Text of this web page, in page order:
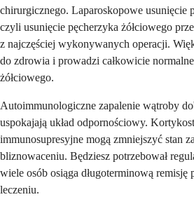
chirurgicznego. Laparoskopowe usunięcie
czyli usunięcie pęcherzyka żółciowego
z najczęściej wykonywanych operacji.
do zdrowia i prowadzi całkowicie
żółciowego.
Autoimmunologiczne zapalenie wątroby
uspokajają układ odpornościowy.
immunosupresyjne mogą zmniejszyć stan
bliznowaceniu. Będziesz potrzebował
wiele osób osiąga długoterminową
leczeniu.